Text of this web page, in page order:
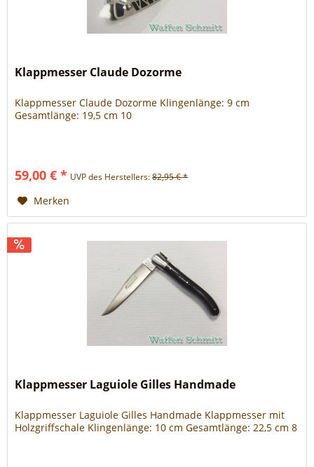
Klappmesser Claude Dozorme
Klappmesser Claude Dozorme Klingenlänge: 9 cm
Gesamtlänge: 19,5 cm 10
59,00 € * UVP des Herstellers:82,95 € *
Merken
Klappmesser Laguiole Gilles Handmade
Klappmesser Laguiole Gilles Handmade Klappmesser mit
Holzgriffschale Klingenlänge: 10 cm Gesamtlänge: 22,5 cm 8